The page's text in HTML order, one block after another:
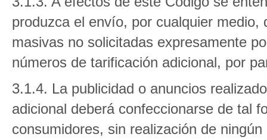
produzca el envío, por cualquier
masivas no solicitadas expresamente
números de tarificación adicional, por
3.1.4. La publicidad o anuncios
adicional deberá confeccionarse de tal
consumidores, sin realización de